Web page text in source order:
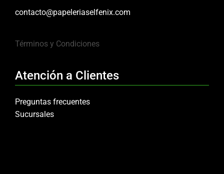
contacto@papeleriaselfenix.com
Términos y Condiciones
Atención a Clientes
Preguntas frecuentes
Sucursales